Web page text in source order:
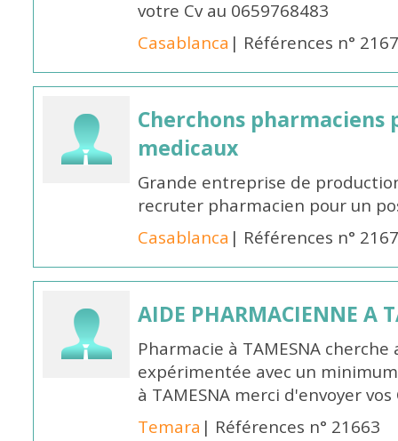
votre Cv au 0659768483
Casablanca | Références n°
Cherchons
medicaux
Grande entreprise de
recruter pharmacien pour un
Casablanca | Références n°
AIDE PHARMACIENNE A
Pharmacie à TAMESNA
expérimentée avec un
à TAMESNA merci d'envoyer
Temara | Références n° 21663